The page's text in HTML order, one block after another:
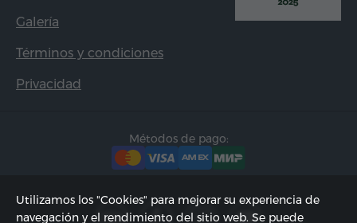
Galería
Términos y condiciones
Privacidad
Métodos de pago:
Utilizamos los "Cookies" para mejorar su experiencia de
navegación y el rendimiento del sitio web. Se puede